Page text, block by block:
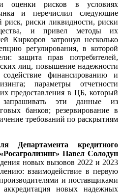
оценки рисков в условиях
и перечислил следующие
риски ликвидности, риски
и привел методы их
Киркоров затронул несколько
регулирования, в которой
защита прав потребителей,
лиц, повышение надежности
финансированию и
параметры отчетности
предоставления в ЦБ, который
эти данные из
банков; резервирование в
требований по раскрытиям
Департамента кредитного
«Росагролизинг» Павел Солодун
новых вызовов 2022 и 2023
взаимодействие в первую
и поставщиками
новых надежных